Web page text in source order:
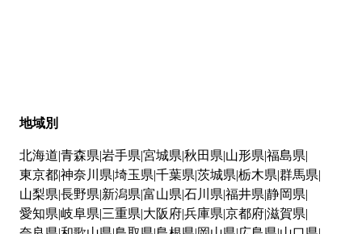
地域別
北海道 青森県 岩手県 宮城県 秋田県 山形県 福島県
東京都神奈川県 埼玉県 千葉県 茨城県 栃木県 群馬県
山梨県 長野県 新潟県 富山県 石川県 福井県 静岡県
愛知県 岐阜県 三重県 大阪府兵庫県 京都府滋賀県